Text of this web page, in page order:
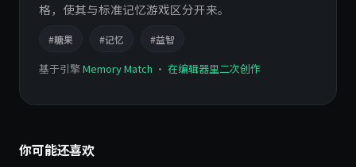
格，使其与标准记忆游戏区分开来。
#糖果 #记忆 #益智
基于引擎Memory Match · 在编辑器里二次创作
你可能还喜欢